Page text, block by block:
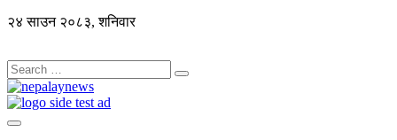
२४ साउन २०८३, शनिवार